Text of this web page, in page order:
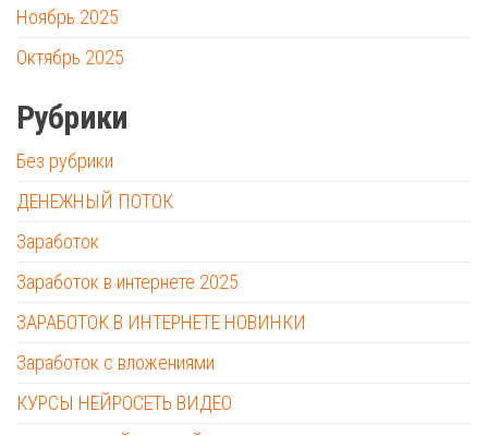
Ноябрь 2025
Октябрь 2025
Рубрики
Без рубрики
ДЕНЕЖНЫЙ ПОТОК
Заработок
Заработок в интернете 2025
ЗАРАБОТОК В ИНТЕРНЕТЕ НОВИНКИ
Заработок с вложениями
КУРСЫ НЕЙРОСЕТЬ ВИДЕО